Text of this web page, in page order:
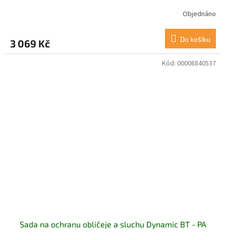
Objednáno
3 069 Kč Do košíku
Sada na ochranu obličeje a sluchu Dynamic BT - PA
Kód: 00008840537